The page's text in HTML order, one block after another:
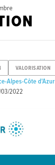
VALORISATION
Alpes-Côte d'Azur
03/2022